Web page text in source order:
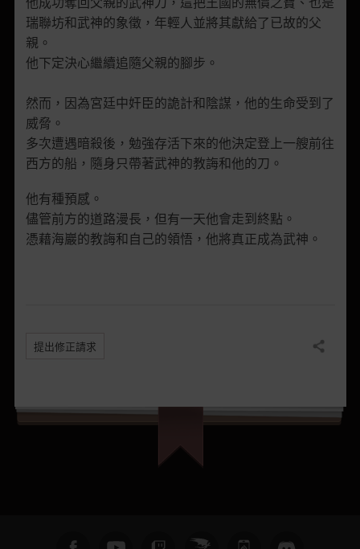
瑞聯坊和武神的象徵，年輕人並將其獻給了已故的父
親。
他下定決心繼續追隨父親的腳步。
然而，因為宮廷中奸臣的詭計和陰謀，他的生命受到了
威脅。
多次遭遇暗殺後，勉強存活下來的他決定登上一艘前往
西方的船，隨身只帶著武神的教誨和他的刀。
他有種預感。
儘管前方的道路漫長，但有一天他會走到終點。
憑藉海巖的教誨和自己的領悟，他將真正成為武神。
提出修正請求 分享